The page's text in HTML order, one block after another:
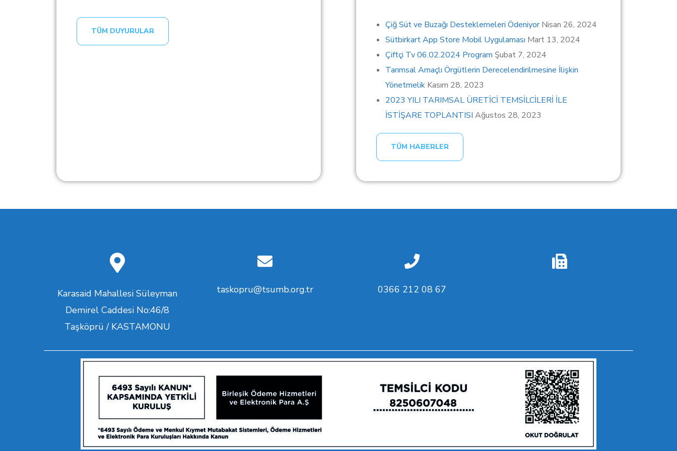
TÜM DUYURULAR
Çiğ Süt ve Buzağı Desteklemeleri Ödeniyor Nisan 26, 2024
Sütbirkart App Store Mobil Uygulaması Mart 13, 2024
Çiftçi Tv 06.02.2024 Program Şubat 7, 2024
Tarımsal Amaçlı Örgütlerin Derecelendirilmesine İlişkin
Yönetmelik Kasım 28, 2023
2023 YILI TARIMSAL ÜRETİCİ TEMSİLCİLERİ İLE
İSTİŞARE TOPLANTISI Ağustos 28, 2023
TÜM HABERLER
Karasaid Mahallesi Süleyman
Demirel Caddesi No:46/8
Taşköprü / KASTAMONU
taskopru@tsumb.org.tr 0366 212 08 67